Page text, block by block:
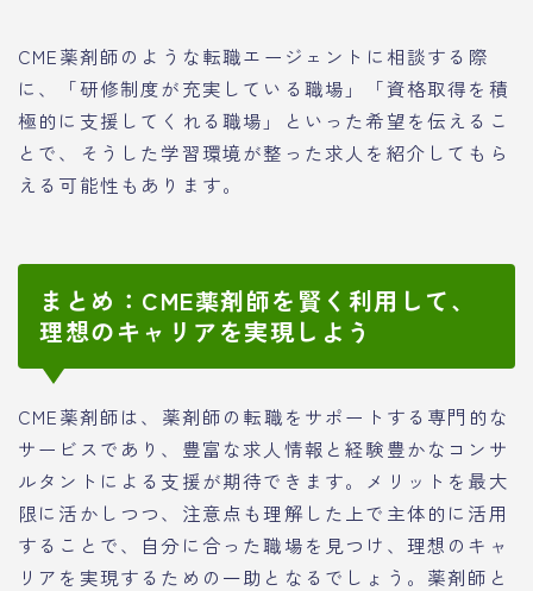
CME薬剤師のような転職エージェントに相談する際
に、「研修制度が充実している職場」「資格取得を積
極的に支援してくれる職場」といった希望を伝えるこ
とで、そうした学習環境が整った求人を紹介してもら
える可能性もあります。
まとめ：CME薬剤師を賢く利用して、
理想のキャリアを実現しよう
CME薬剤師は、薬剤師の転職をサポートする専門的な
サービスであり、豊富な求人情報と経験豊かなコンサ
ルタントによる支援が期待できます。メリットを最大
限に活かしつつ、注意点も理解した上で主体的に活用
することで、自分に合った職場を見つけ、理想のキャ
リアを実現するための一助となるでしょう。薬剤師と